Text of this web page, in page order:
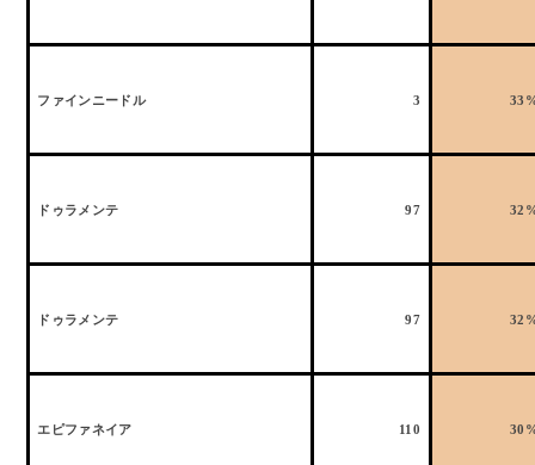
ファインニードル 3
ドゥラメンテ 97
ドゥラメンテ 97
エピファネイア 110